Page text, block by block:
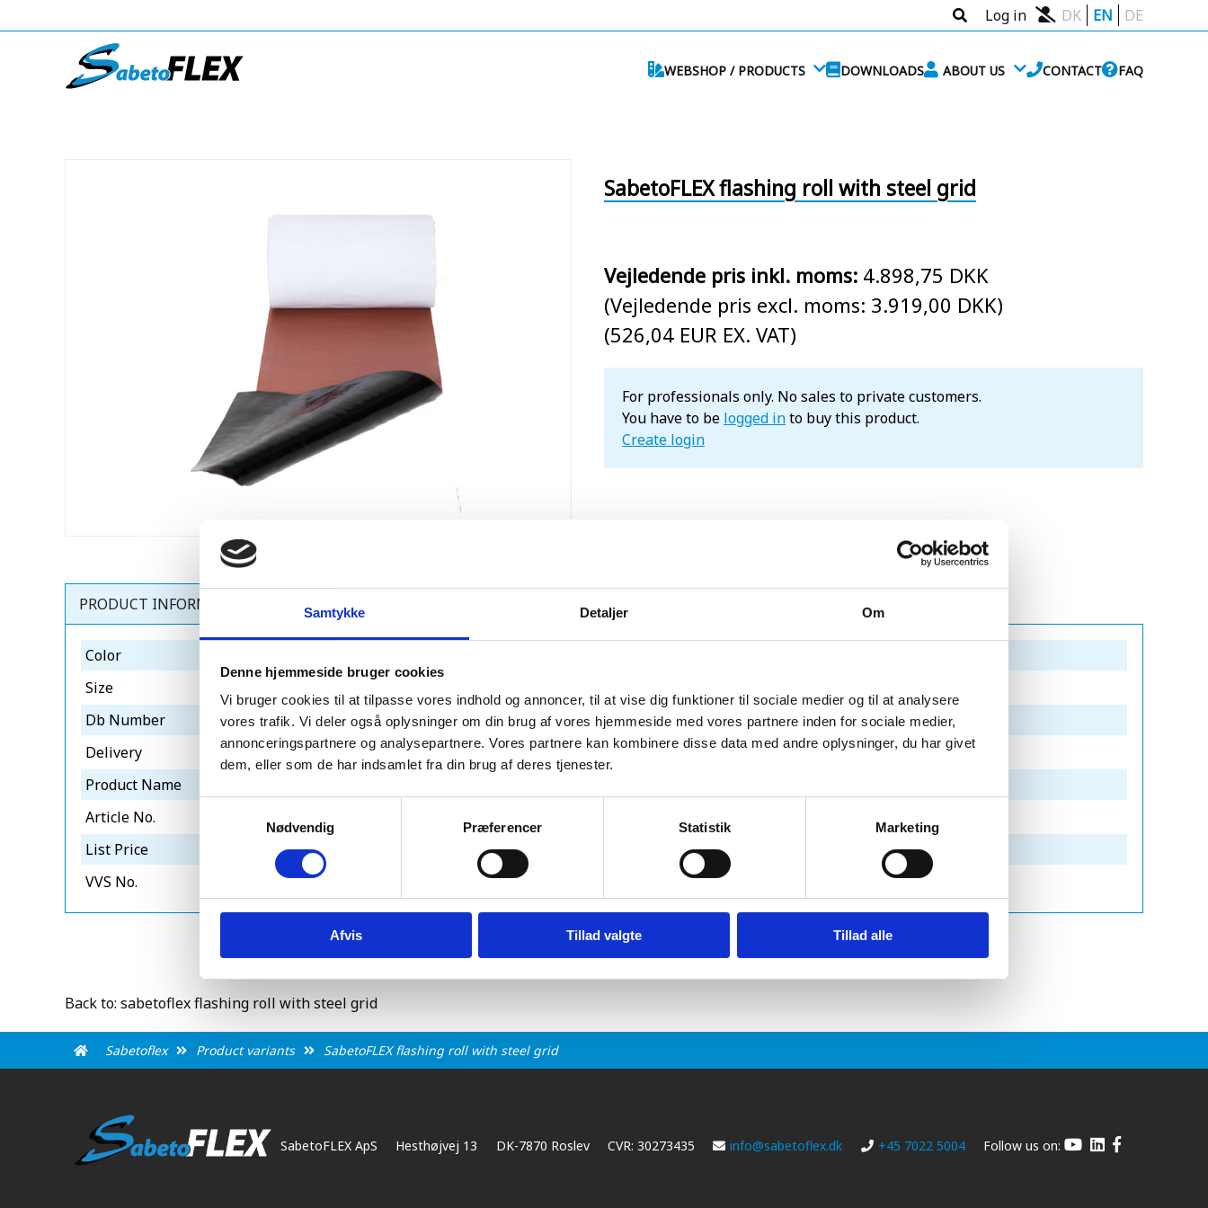
Samtykke Detaljer Om
Denne hjemmeside bruger cookies
Vi bruger cookies til at tilpasse vores indhold og annoncer, til at vise dig funktioner til sociale medier og til at analysere
vores trafik. Vi deler også oplysninger om din brug af vores hjemmeside med vores partnere inden for sociale medier,
annonceringspartnere og analysepartnere. Vores partnere kan kombinere disse data med andre oplysninger, du har givet
dem, eller som de har indsamlet fra din brug af deres tjenester.
Nødvendig
Præferencer Statistik Marketing
Afvis Tillad valgte Tillad alle
SabetoFLEX flashing roll with steel grid
Vejledende pris inkl. moms: 4.898,75 DKK
(Vejledende pris excl. moms: 3.919,00 DKK)
(526,04 EUR EX. VAT)
For professionals only. No sales to private customers.
You have to be logged into buy this product.
Create login
PRODUCT INFORMATION
Color
Size
Db Number
2310506
Delivery
1-3 dage
Product Name
Article No.
List Price
3919
VVS No.
288105555
Back to: sabetoflex flashing roll with steel grid
Log in DK EN DE
WEBSHOP / PRODUCTS DOWNLOADS ABOUT US CONTACT FAQ
Sabetoflex Product variants SabetoFLEX flashing roll with steel grid
SabetoFLEX ApS Hesthøjvej 13 DK-7870 Roslev CVR: 30273435 info@sabetoflex.dk +45 7022 5004 Follow us on: